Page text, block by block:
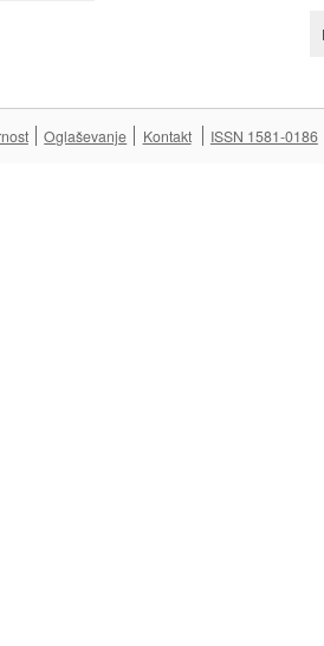
Oglaševanje Kontakt ISSN 1581-0186